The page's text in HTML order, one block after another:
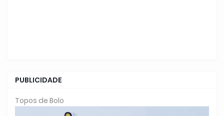
PUBLICIDADE
Topos de Bolo